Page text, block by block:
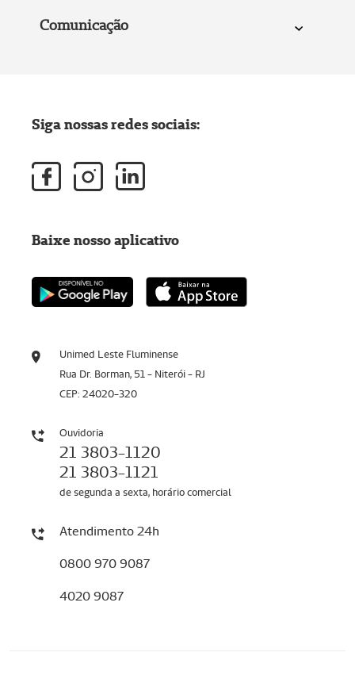
Comunicação
Unimed Leste Fluminense
Rua Dr. Borman, 51 - Niterói - RJ
CEP: 24020-320
Ouvidoria
21 3803-1120
21 3803-1121
de segunda a sexta, horário comercial
Atendimento 24h
0800 970 9087
4020 9087
Siga nossas redes sociais:
Baixe nosso aplicativo